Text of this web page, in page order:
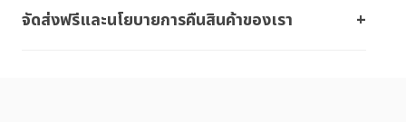
จัดส่งฟรีและนโยบายการคืนสินค้าของเรา